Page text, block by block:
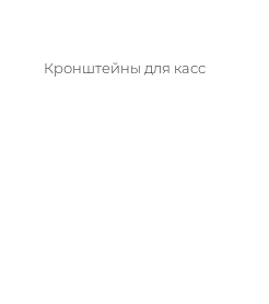
Кронштейны для касс